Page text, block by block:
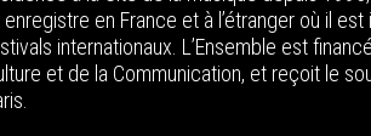
enregistre en France et à l’étranger où il
internationaux. L’Ensemble est
et de la Communication, et reçoit le